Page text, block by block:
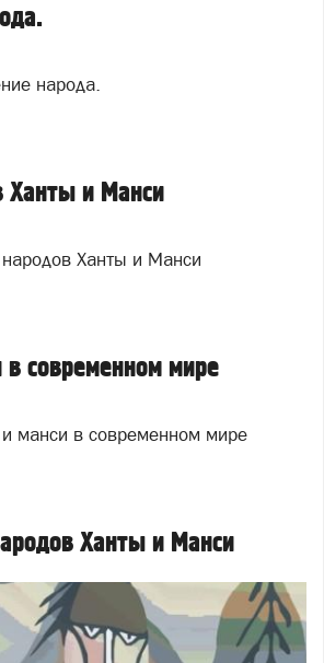
народа.
Ханты и Манси
Ханты и Манси
современном мире
манси в современном мире
Ханты и Манси